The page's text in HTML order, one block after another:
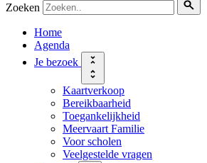
Zoeken
Home
Agenda
Je bezoek
Kaartverkoop
Bereikbaarheid
Toegankelijkheid
Meervaart Familie
Voor scholen
Veelgestelde vragen